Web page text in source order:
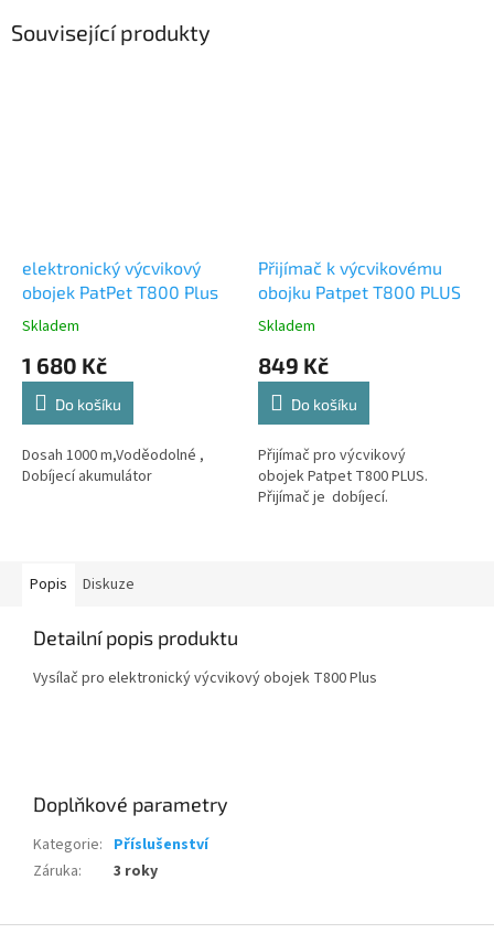
Související produkty
elektronický výcvikový
obojek PatPet T800 Plus
Skladem
1 680 Kč
Do košíku
Dosah 1000 m,Voděodolné ,
Dobíjecí akumulátor
Přijímač k výcvikovému
obojku Patpet T800 PLUS
Skladem
849 Kč
Do košíku
Přijímač pro výcvikový
obojek Patpet T800 PLUS.
Přijímač je dobíjecí.
Popis Diskuze
Detailní popis produktu
Vysílač pro elektronický výcvikový obojek T800 Plus
Doplňkové parametry
Kategorie: Příslušenství
Záruka: 3 roky